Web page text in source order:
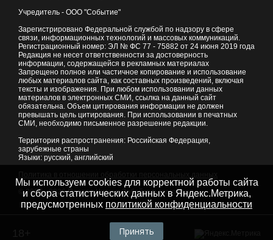
Учредитель - ООО "Событие"
Зарегистрировано Федеральной службой по надзору в сфере
связи, информационных технологий и массовых коммуникаций.
Регистрационный номер: ЭЛ № ФС 77 - 75882 от 24 июня 2019 года
Редакция не несет ответственности за достоверность
информации, содержащейся в рекламных материалах
Запрещено полное или частичное копирование и использование
любых материалов сайта, как составных произведений, включая
тексты и изображения. При любом использовании данных
материалов в электронных СМИ, ссылка на данный сайт
обязательна. Объем цитирования информации не должен
превышать цель цитирования. При использовании в печатных
СМИ, необходимо письменное разрешение редакции.
Территория распространения: Российская Федерация,
зарубежные страны
Языки: русский, английский
© 2007 - 2026Портал Читы и Забайкальского края
Мы используем cookies для корректной работы сайта
и сбора статистических данных в Яндекс.Метрика,
предусмотренных политикой конфиденциальности
Принять